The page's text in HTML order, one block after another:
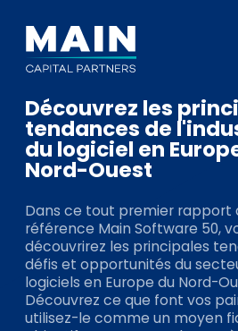
Portefeuille
Approche
ESG
Découvrez les
tendances de
du logiciel en
Nord-Ouest
Dans ce tout premier rapport
référence Main Software 50,
découvrirez les principales
défis et opportunités du
logiciels en Europe du Nord-
Découvrez ce que font vos
utilisez-le comme un moyen